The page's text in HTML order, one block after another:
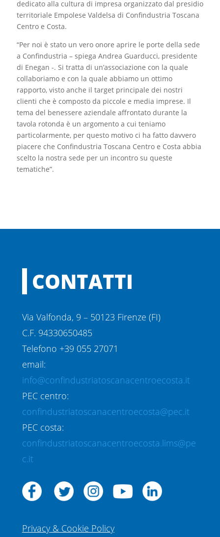
dedicato alla cultura di impresa organizzato dal presidio
territoriale Empolese Valdelsa di Confindustria Toscana
Centro e Costa.
“Per noi è stato un vero onore aprire le porte della sede
a Confindustria – spiega Andrea Guarducci, presidente
di Enegan -. Si tratta di un’associazione con la quale
collaboriamo e con la quale abbiamo un ottimo
rapporto, visto anche il target principale dei nostri
clienti che è composto da piccole e media imprese. Il
tema del benessere aziendale affrontato durante la
tavola rotonda è un argomento a cui teniamo
particolarmente, per questo motivo ci ha fatto davvero
piacere che Confindustria Toscana Centro e Costa abbia
scelto la nostra sede per un incontro su queste
tematiche”.
CONTATTI
Via Valfonda, 9 – 50123 Firenze (FI)
C.F. 94330650485
Telefono +39 055 27071
email:
info@confindustriatoscanacentroecosta.it
PEC centro:
confindustriatoscanacentroecosta@pec.it
PEC costa:
confindustriatoscanacentroecosta.lims@pe
c.it
Privacy & Cookie Policy